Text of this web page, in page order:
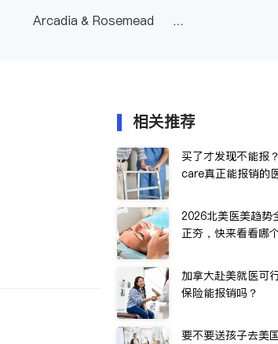
Arcadia & Rosemead
相关推荐
买了才发现不能报
care真正能报销的
2026北美医美趋势
正夯，快来看看哪
加拿大赴美就医可
保险能报销吗？
要不要送孩子去美